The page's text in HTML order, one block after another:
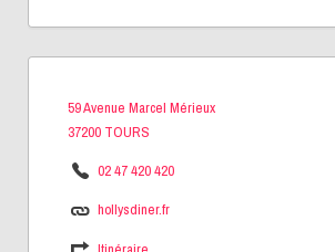
59 Avenue Marcel Mérieux
37200 TOURS
02 47 420 420
hollysdiner.fr